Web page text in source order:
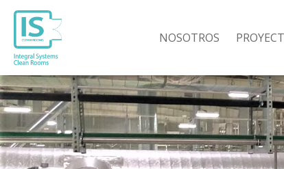
NOSOTROS